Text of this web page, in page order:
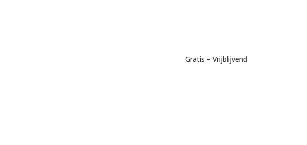
Gratis – Vrijblijvend